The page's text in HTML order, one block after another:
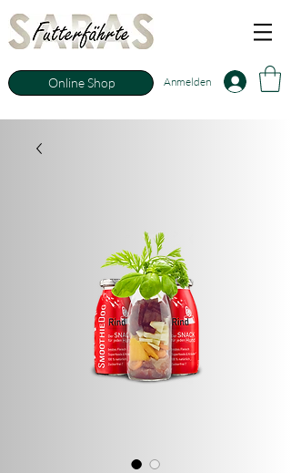
Anmelden
Online Shop